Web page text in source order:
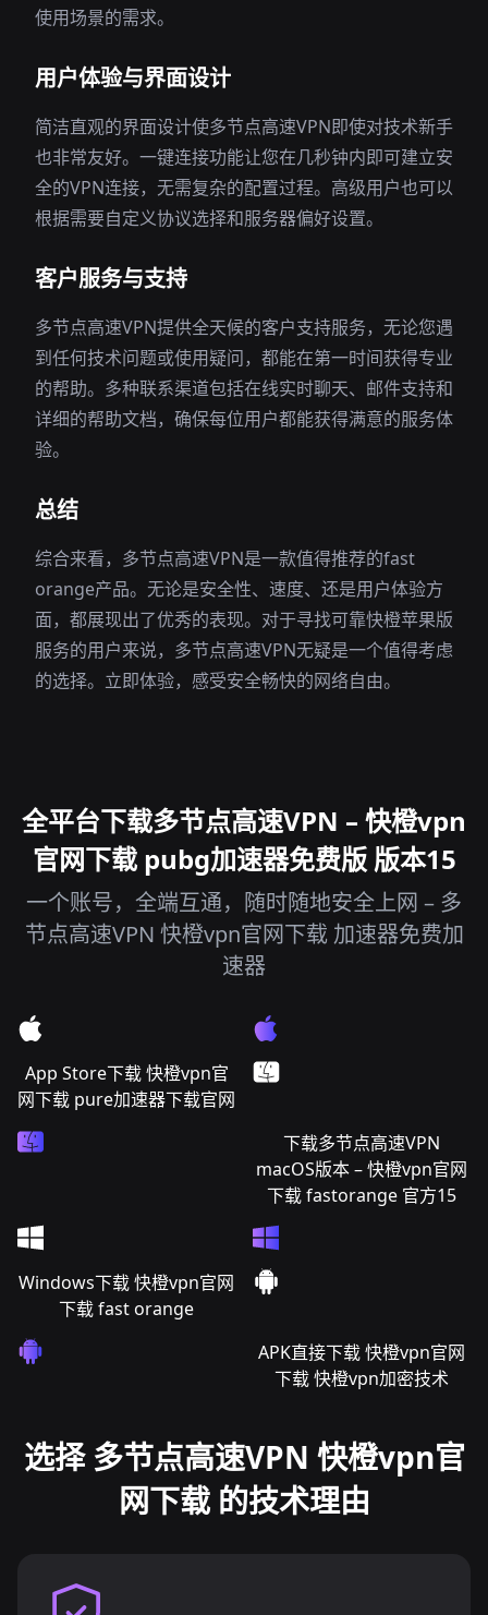
使用场景的需求。
用户体验与界面设计
简洁直观的界面设计使多节点高速VPN即使对技术新手
也非常友好。一键连接功能让您在几秒钟内即可建立安
全的VPN连接，无需复杂的配置过程。高级用户也可以
根据需要自定义协议选择和服务器偏好设置。
客户服务与支持
多节点高速VPN提供全天候的客户支持服务，无论您遇
到任何技术问题或使用疑问，都能在第一时间获得专业
的帮助。多种联系渠道包括在线实时聊天、邮件支持和
详细的帮助文档，确保每位用户都能获得满意的服务体
验。
总结
综合来看，多节点高速VPN是一款值得推荐的fast
orange产品。无论是安全性、速度、还是用户体验方
面，都展现出了优秀的表现。对于寻找可靠快橙苹果版
服务的用户来说，多节点高速VPN无疑是一个值得考虑
的选择。立即体验，感受安全畅快的网络自由。
全平台下载多节点高速VPN – 快橙vpn
官网下载 pubg加速器免费版 版本15
一个账号，全端互通，随时随地安全上网 – 多
节点高速VPN 快橙vpn官网下载 加速器免费加
速器
App Store下载 快橙vpn官
网下载 pure加速器下载官网
下载多节点高速VPN
macOS版本 – 快橙vpn官网
下载 fastorange 官方15
Windows下载 快橙vpn官网
下载 fast orange
APK直接下载 快橙vpn官网
下载 快橙vpn加密技术
选择 多节点高速VPN 快橙vpn官
网下载 的技术理由